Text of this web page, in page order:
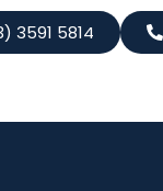
3591 5814